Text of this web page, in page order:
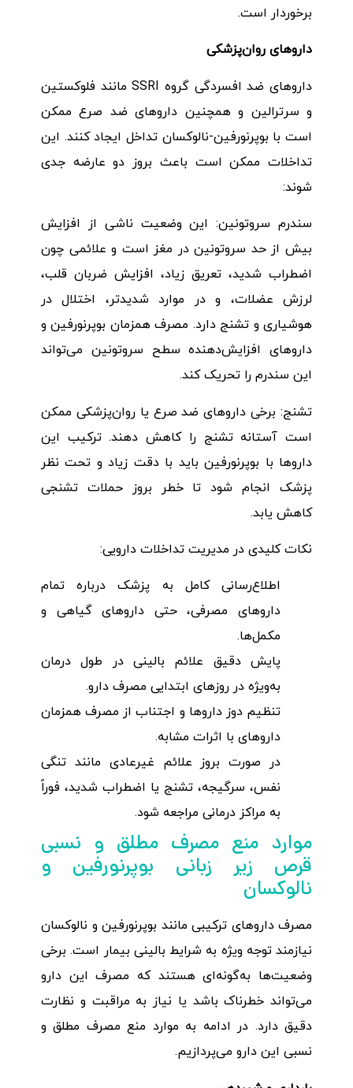
برخوردار است.
داروهای روان‌پزشکی
داروهای ضد افسردگی گروه SSRI مانند فلوکستین
و سرترالین و همچنین داروهای ضد صرع ممکن
است با بوپرنورفین-نالوکسان تداخل ایجاد کنند. این
تداخلات ممکن است باعث بروز دو عارضه جدی
شوند:
سندرم سروتونین: این وضعیت ناشی از افزایش
بیش از حد سروتونین در مغز است و علائمی چون
اضطراب شدید، تعریق زیاد، افزایش ضربان قلب،
لرزش عضلات، و در موارد شدیدتر، اختلال در
هوشیاری و تشنج دارد. مصرف همزمان بوپرنورفین و
داروهای افزایش‌دهنده سطح سروتونین می‌تواند
این سندرم را تحریک کند.
تشنج: برخی داروهای ضد صرع یا روان‌پزشکی ممکن
است آستانه تشنج را کاهش دهند. ترکیب این
داروها با بوپرنورفین باید با دقت زیاد و تحت نظر
پزشک انجام شود تا خطر بروز حملات تشنجی
کاهش یابد.
نکات کلیدی در مدیریت تداخلات دارویی:
اطلاع‌رسانی کامل به پزشک درباره تمام
داروهای مصرفی، حتی داروهای گیاهی و
مکمل‌ها.
پایش دقیق علائم بالینی در طول درمان
به‌ویژه در روزهای ابتدایی مصرف دارو.
تنظیم دوز داروها و اجتناب از مصرف همزمان
داروهای با اثرات مشابه.
در صورت بروز علائم غیرعادی مانند تنگی
نفس، سرگیجه، تشنج یا اضطراب شدید، فوراً
به مراکز درمانی مراجعه شود.
موارد منع مصرف مطلق و نسبی
قرص زیر زبانی بوپرنورفین و
نالوکسان
مصرف داروهای ترکیبی مانند بوپرنورفین و نالوکسان
نیازمند توجه ویژه به شرایط بالینی بیمار است. برخی
وضعیت‌ها به‌گونه‌ای هستند که مصرف این دارو
می‌تواند خطرناک باشد یا نیاز به مراقبت و نظارت
دقیق دارد. در ادامه به موارد منع مصرف مطلق و
نسبی این دارو می‌پردازیم.